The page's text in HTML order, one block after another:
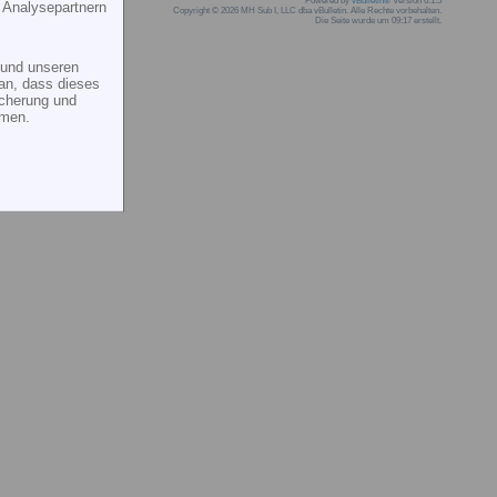
Copyright © 2026 MH Sub I, LLC dba vBulletin. Alle Rechte vorbehalten.
Die Seite wurde um 09:17 erstellt.
und unseren
dass dieses
und